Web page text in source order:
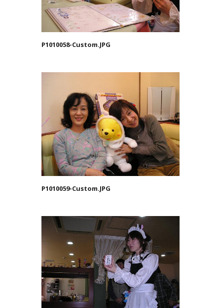
P1010058-Custom.JPG
P1010059-Custom.JPG